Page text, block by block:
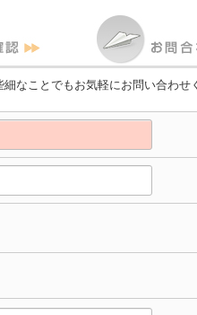
なことでもお気軽にお問い合わせ